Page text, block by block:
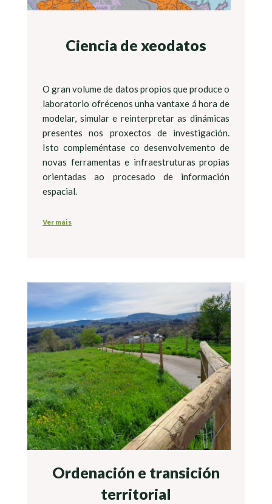
Ciencia de xeodatos
O gran volume de datos propios que produce o
laboratorio ofrécenos unha vantaxe á hora de
modelar, simular e reinterpretar as dinámicas
presentes nos proxectos de investigación.
Isto compleméntase co desenvolvemento de
novas ferramentas e infraestruturas propias
orientadas ao procesado de información
espacial.
Ver máis
Ordenación e transición
territorial